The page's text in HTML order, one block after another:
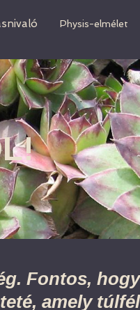
Physis-elmélet
Fontos,
amely